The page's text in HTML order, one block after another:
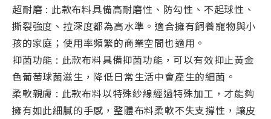
超耐磨 : 此款布料具備高耐磨性、防勾性、不起球性、
撕裂強度、拉深度都為高水準。適合擁有飼養寵物與小
孩的家庭；使用率頻繁的商業空間也適用。
抑菌功能 : 此款布料具備抑菌功能，可以有效抑止黃金
色葡萄球菌滋生，降低日常生活中會產生的細菌。
柔軟親膚 : 此款布料以特殊紗線經過特殊加工，才能夠
擁有如此細膩的手感，整體布料柔軟不失支撐性，讓皮